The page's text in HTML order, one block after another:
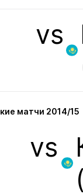
vs
матчи 2014/15
vs